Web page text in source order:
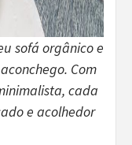
sofá orgânico e
Com
cada
e acolhedor